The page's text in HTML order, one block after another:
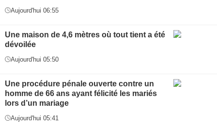
Aujourd'hui 06:55
Une maison de 4,6 mètres où tout tient a été
dévoilée
Aujourd'hui 05:50
Une procédure pénale ouverte contre un
homme de 66 ans ayant félicité les mariés
lors d’un mariage
Aujourd'hui 05:41